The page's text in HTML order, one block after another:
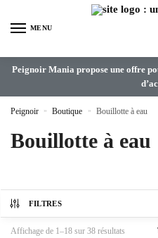
MENU
Peignoir Mania propose une offre
Peignoir » Boutique » Bouillotte à eau
Bouillotte à eau
FILTRES
Affichage de 1–18 sur 38 résultats